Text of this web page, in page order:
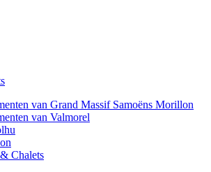
van Grand Massif Samoëns Morillon
van Valmorel
Chalets